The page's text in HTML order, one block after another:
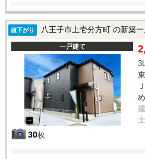
値下がり 八王子市上壱分方町 の新築
一戸建て
30枚